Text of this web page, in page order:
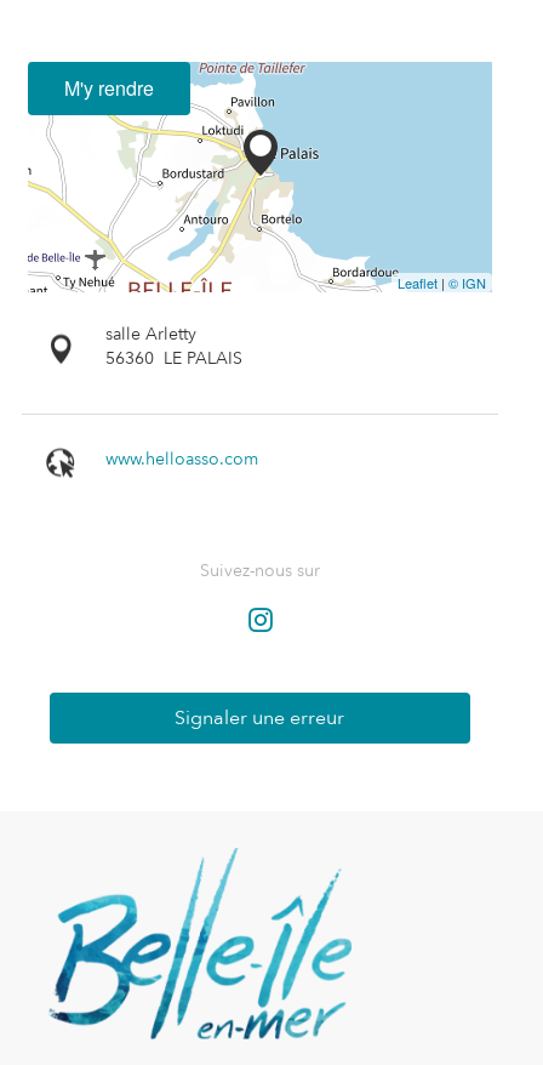
M'y rendre
Leaflet | © IGN
salle Arletty
56360 LE PALAIS
www.helloasso.com
Suivez-nous sur
Signaler une erreur